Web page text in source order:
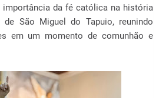
da fé católica na história
São Miguel do Tapuio, reunindo
em um momento de comunhão e